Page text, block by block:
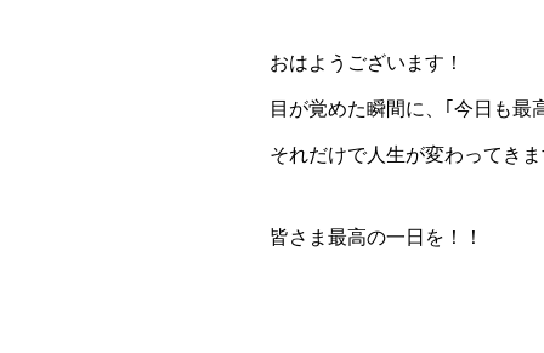
おはようございます！
目が覚めた瞬間に、｢今日も最
それだけで人生が変わってきま
皆さま最高の一日を！！